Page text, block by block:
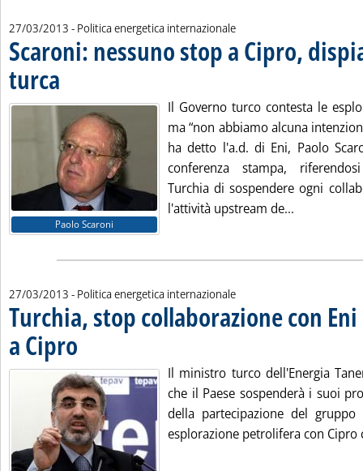
27/03/2013 - Politica energetica internazionale
Scaroni: nessuno stop a Cipro,
turca . Pubblicata mercoledì 27 marzo 2013 alle 15.1.
Paolo Scaroni
Il Governo turco contesta le
ma “non abbiamo alcuna
ha detto l'a.d. di Eni, Paolo
conferenza stampa,
Turchia di sospendere ogni
l'attività upstream de...
27/03/2013 - Politica energetica internazionale
Turchia, stop collaborazione con
a Cipro . Pubblicata mercoledì 27 marzo 2013 alle 10.58.
Il ministro turco dell'Energia
che il Paese sospenderà i suoi
della partecipazione del
esplorazione petrolifera con Cipro